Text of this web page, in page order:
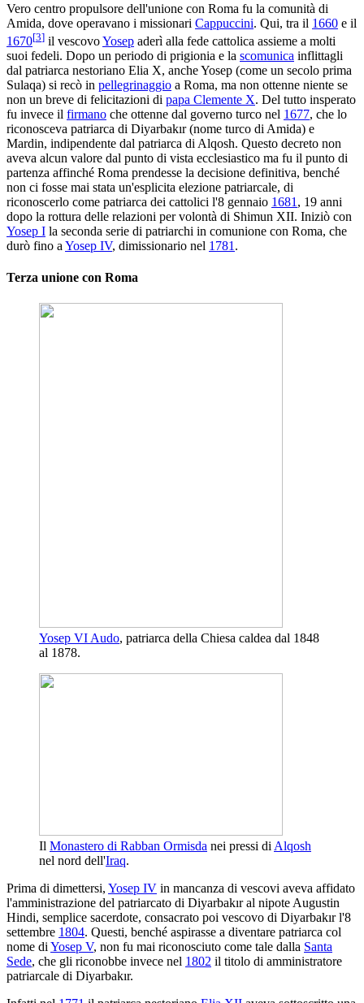
Vero centro propulsore dell'unione con Roma fu la comunità di
Amida, dove operavano i missionari Cappuccini. Qui, tra il 1660 e il
1670[3] il vescovoYosep aderì alla fede cattolica assieme a molti
suoi fedeli. Dopo un periodo di prigionia e la scomunica inflittagli
dal patriarca nestoriano Elia X, anche Yosep (come un secolo prima
Sulaqa) si recò in pellegrinaggio a Roma, ma non ottenne niente se
non un breve di felicitazioni di papa Clemente X. Del tutto insperato
fu invece il firmano che ottenne dal governo turco nel 1677, che lo
riconosceva patriarca di Diyarbakır (nome turco di Amida) e
Mardin, indipendente dal patriarca di Alqosh. Questo decreto non
aveva alcun valore dal punto di vista ecclesiastico ma fu il punto di
partenza affinché Roma prendesse la decisione definitiva, benché
non ci fosse mai stata un'esplicita elezione patriarcale, di
riconoscerlo come patriarca dei cattolici l'8 gennaio 1681 , 19 anni
dopo la rottura delle relazioni per volontà di Shimun XII. Iniziò con
Yosep I la seconda serie di patriarchi in comunione con Roma, che
durò fino a Yosep IV, dimissionario nel 1781 .
Terza unione con Roma
Yosep VI Audo, patriarca della Chiesa caldea dal 1848
al 1878.
Il Monastero di Rabban Ormisda nei pressi di Alqosh
nel nord dell'Iraq.
Prima di dimettersi, Yosep IV in mancanza di vescovi aveva affidato
l'amministrazione del patriarcato di Diyarbakır al nipote Augustin
Hindi, semplice sacerdote, consacrato poi vescovo di Diyarbakır l'8
settembre 1804. Questi, benché aspirasse a diventare patriarca col
nome di Yosep V, non fu mai riconosciuto come tale dalla Santa
Sede, che gli riconobbe invece nel 1802 il titolo di amministratore
patriarcale di Diyarbakır.